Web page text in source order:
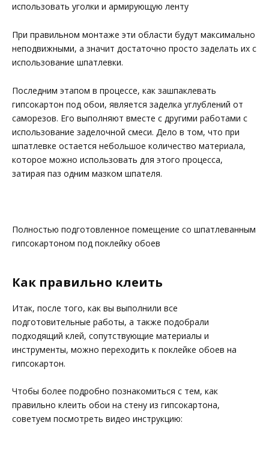
использовать уголки и армирующую ленту
При правильном монтаже эти области будут максимально
неподвижными, а значит достаточно просто заделать их с
использование шпатлевки.
Последним этапом в процессе, как зашпаклевать
гипсокартон под обои, является заделка углублений от
саморезов. Его выполняют вместе с другими работами с
использование заделочной смеси. Дело в том, что при
шпатлевке остается небольшое количество материала,
которое можно использовать для этого процесса,
затирая паз одним мазком шпателя.
Полностью подготовленное помещение со шпатлеванным
гипсокартоном под поклейку обоев
Как правильно клеить
Итак, после того, как вы выполнили все
подготовительные работы, а также подобрали
подходящий клей, сопутствующие материалы и
инструменты, можно переходить к поклейке обоев на
гипсокартон.
Чтобы более подробно познакомиться с тем, как
правильно клеить обои на стену из гипсокартона,
советуем посмотреть видео инструкцию: